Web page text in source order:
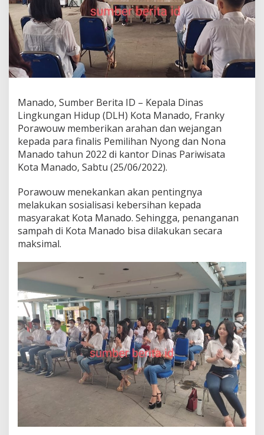
n
K
e
p
a
d
F
n
a
i
s
P
N
a
n
a
d
0
2
Manado, Sumber Berita ID – Kepala Dinas
Lingkungan Hidup (DLH) Kota Manado, Franky
Porawouw memberikan arahan dan wejangan
kepada para finalis Pemilihan Nyong dan Nona
Manado tahun 2022 di kantor Dinas Pariwisata
Kota Manado, Sabtu (25/06/2022).
Porawouw menekankan akan pentingnya
melakukan sosialisasi kebersihan kepada
masyarakat Kota Manado. Sehingga, penanganan
sampah di Kota Manado bisa dilakukan secara
maksimal.